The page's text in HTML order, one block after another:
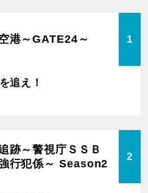
港～GATE24～ 1
追え！
跡～警視庁ＳＳＢ
行犯係～ Season2
2